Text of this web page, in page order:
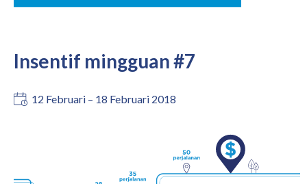
Insentif mingguan #7
12 Februari – 18 Februari 2018